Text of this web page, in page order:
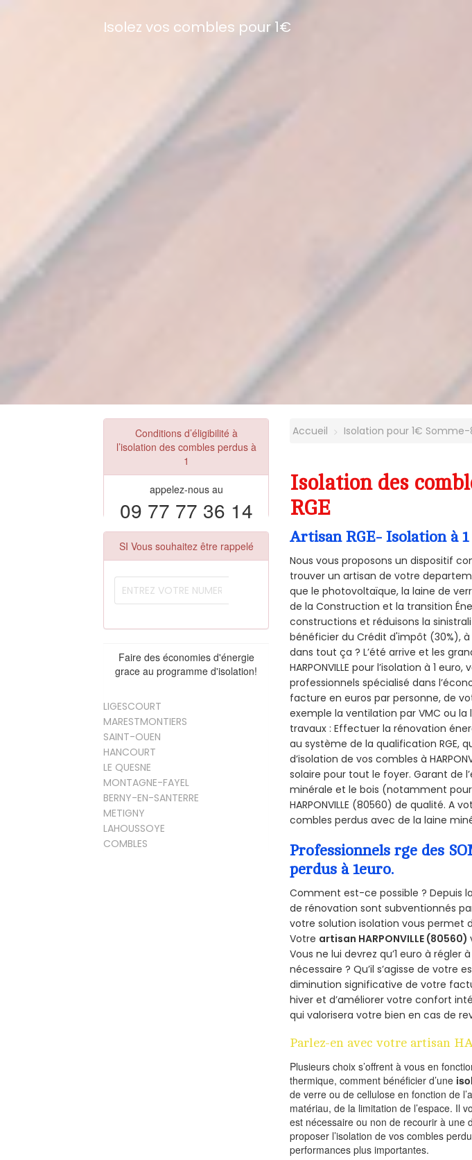
Isolez vos combles pour 1€
Conditions d’éligibilité à
l’isolation des combles perdus à
1
appelez-nous au
09 77 77 36 14
SI Vous souhaitez être rappelé
Faire des économies d'énergie
grace au programme d'isolation!
LIGESCOURT
MARESTMONTIERS
SAINT-OUEN
HANCOURT
LE QUESNE
MONTAGNE-FAYEL
BERNY-EN-SANTERRE
METIGNY
LAHOUSSOYE
COMBLES
Accueil Isolation pour 1€ Somme-
Isolation des
RGE
Artisan RGE- Isolation à
Nous vous proposons un dispositif
trouver un artisan de votre
que le photovoltaïque, la laine de
de la Construction et la transition
constructions et réduisons la
bénéficier du Crédit d'impôt (30%), à
dans tout ça ? L’été arrive et les
HARPONVILLE pour l’isolation à 1
professionnels spécialisé dans
facture en euros par personne, de
exemple la ventilation par VMC ou
travaux : Effectuer la rénovation
au système de la qualification RGE,
d’isolation de vos combles à
solaire pour tout le foyer. Garant de
minérale et le bois (notamment
HARPONVILLE (80560) de qualité. A
combles perdus avec de la laine
Professionnels rge des
perdus à 1euro.
Comment est-ce possible ? Depuis
de rénovation sont subventionnés
votre solution isolation vous permet
Votre artisan HARPONVILLE (80560)
Vous ne lui devrez qu’1 euro à régler
nécessaire ? Qu’il s’agisse de votre
diminution significative de votre
hiver et d’améliorer votre confort
qui valorisera votre bien en cas de
Parlez-en avec votre artisan
Plusieurs choix s’offrent à vous en
thermique, comment bénéficier d’une
de verre ou de cellulose en fonction de
matériau, de la limitation de l’espace. Il
est nécessaire ou non de recourir à une
proposer l’isolation de vos combles
performances plus importantes.